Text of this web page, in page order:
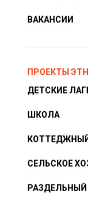
ВАКАНСИИ
ПРОЕКТЫ
ДЕТСКИЕ
ШКОЛА
СЕЛЬСКОЕ